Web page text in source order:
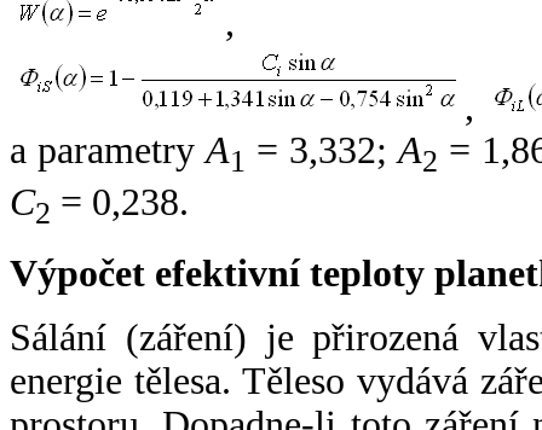
,
,
a parametryA1 = 3,332;A2 =
C2 = 0,238.
Výpočet efektivní teploty
Sálání (záření) je přirozená
energie tělesa. Těleso vydává